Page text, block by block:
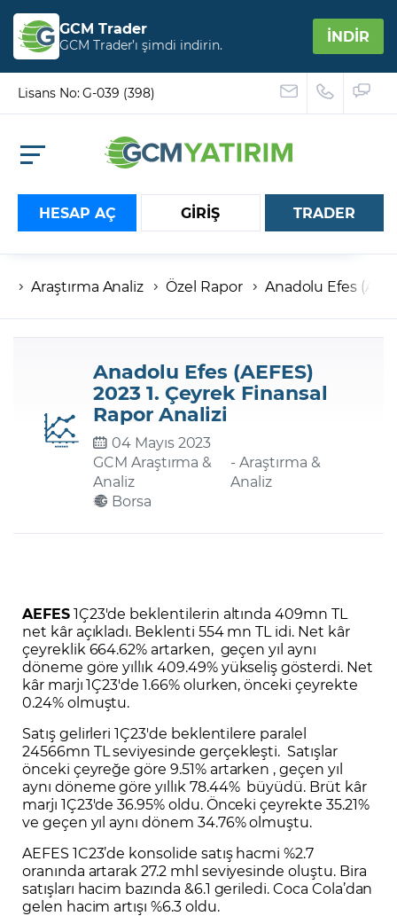
GCM Trader
GCM Trader’ı şimdi indirin. İNDİR
Lisans No: G-039 (398)
HESAP AÇ GİRİŞ
Hesap numaranız
Şifreniz
Şifremi Unuttum
TRADER
Araştırma Analiz Özel Rapor Anadolu Efes
Anadolu Efes (AEFES)
2023 1. Çeyrek Finansal
Rapor Analizi
04 Mayıs 2023
GCM Araştırma &
Analiz
- Araştırma &
Analiz
Borsa
AEFES1Ç23'de beklentilerin altında 409mn TL
net kâr açıkladı. Beklenti 554 mn TL idi. Net kâr
çeyreklik 664.62% artarken, geçen yıl aynı
döneme göre yıllık 409.49% yükseliş gösterdi. Net
kâr marjı 1Ç23'de 1.66% olurken, önceki çeyrekte
0.24% olmuştu.
Satış gelirleri 1Ç23'de beklentilere paralel
24566mn TL seviyesinde gerçekleşti. Satışlar
önceki çeyreğe göre 9.51% artarken , geçen yıl
aynı döneme göre yıllık 78.44% büyüdü. Brüt kâr
marjı 1Ç23'de 36.95% oldu. Önceki çeyrekte 35.21%
ve geçen yıl aynı dönem 34.76% olmuştu.
AEFES 1C23’de konsolide satış hacmi %2.7
oranında artarak 27.2 mhl seviyesinde oluştu. Bira
satışları hacim bazında &6.1 geriledi. Coca Cola’dan
gelen hacim artışı %6.3 oldu.